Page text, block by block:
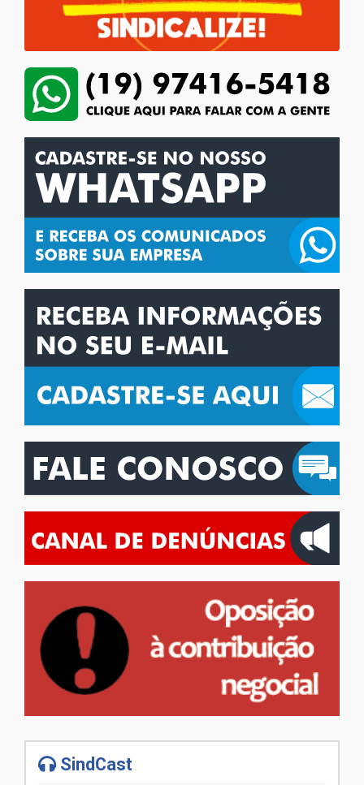
SindCast